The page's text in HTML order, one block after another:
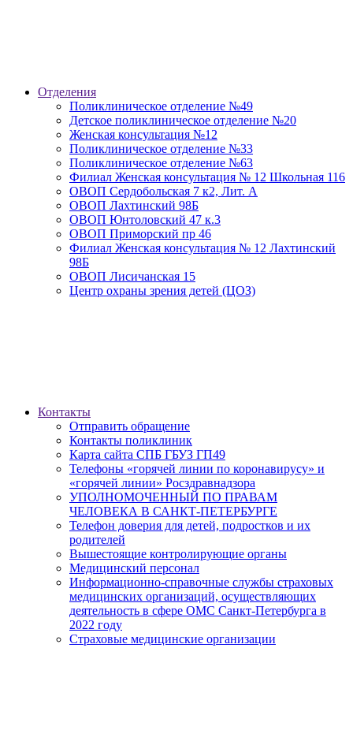
Отделения
Поликлиническое отделение №49
Детское поликлиническое отделение №20
Женская консультация №12
Поликлиническое отделение №33
Поликлиническое отделение №63
Филиал Женская консультация № 12 Школьная 116
ОВОП Сердобольская 7 к2, Лит. А
ОВОП Лахтинский 98Б
ОВОП Юнтоловский 47 к.3
ОВОП Приморский пр 46
Филиал Женская консультация № 12 Лахтинский
98Б
ОВОП Лисичанская 15
Центр охраны зрения детей (ЦОЗ)
Контакты
Отправить обращение
Контакты поликлиник
Карта сайта СПБ ГБУЗ ГП49
Телефоны «горячей линии по коронавирусу» и
«горячей линии» Росздравнадзора
УПОЛНОМОЧЕННЫЙ ПО ПРАВАМ
ЧЕЛОВЕКА В САНКТ-ПЕТЕРБУРГЕ
Телефон доверия для детей, подростков и их
родителей
Вышестоящие контролирующие органы
Медицинский персонал
Информационно-справочные службы страховых
медицинских организаций, осуществляющих
деятельность в сфере ОМС Санкт-Петербурга в
2022 году
Страховые медицинские организации